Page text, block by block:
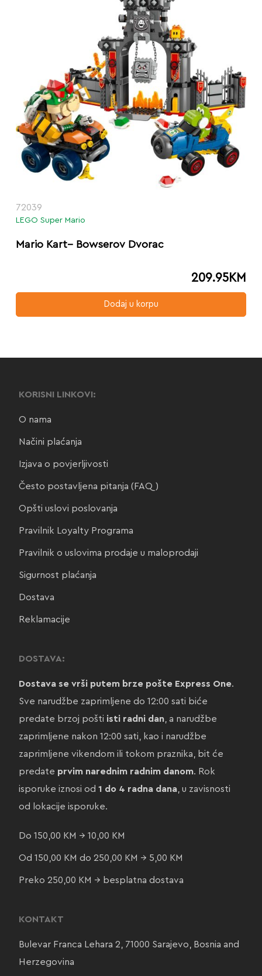
72039
LEGO Super Mario
Mario Kart– Bowserov Dvorac
209.95KM
Dodaj u korpu
KORISNI LINKOVI:
O nama
Načini plaćanja
Izjava o povjerljivosti
Često postavljena pitanja (FAQ)
Opšti uslovi poslovanja
Pravilnik Loyalty Programa
Pravilnik o uslovima prodaje u maloprodaji
Sigurnost plaćanja
Dostava
Reklamacije
DOSTAVA:
Dostava se vrši putem brze pošte Express One.
Sve narudžbe zaprimljene do 12:00 sati biće
predate brzoj pošti isti radni dan, a narudžbe
zaprimljene nakon 12:00 sati, kao i narudžbe
zaprimljene vikendom ili tokom praznika, bit će
predate prvim narednim radnim danom. Rok
isporuke iznosi od 1 do 4 radna dana, u zavisnosti
od lokacije isporuke.
Do 150,00 KM → 10,00 KM
Od 150,00 KM do 250,00 KM → 5,00 KM
Preko 250,00 KM → besplatna dostava
KONTAKT
Bulevar Franca Lehara 2, 71000 Sarajevo, Bosnia and
Herzegovina